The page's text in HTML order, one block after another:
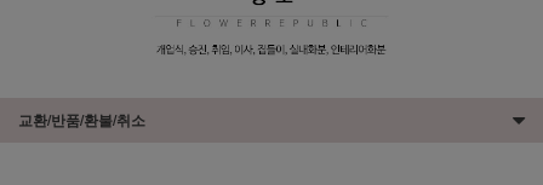
교환/반품/환불/취소